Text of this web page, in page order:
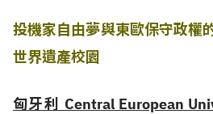
投機家自由夢與東歐保守政
世界遺產校園
匈牙利 Central European